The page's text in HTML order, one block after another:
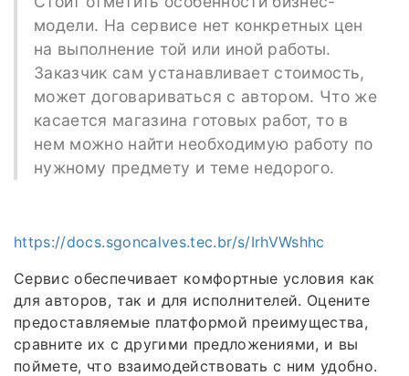
модели. На сервисе нет конкретных цен
на выполнение той или иной работы.
Заказчик сам устанавливает стоимость,
может договариваться с автором. Что же
касается магазина готовых работ, то в
нем можно найти необходимую работу по
нужному предмету и теме недорого.
https://docs.sgoncalves.tec.br/s/IrhVWshhc
Сервис обеспечивает комфортные условия как
для авторов, так и для исполнителей. Оцените
предоставляемые платформой преимущества,
сравните их с другими предложениями, и вы
поймете, что взаимодействовать с ним удобно.